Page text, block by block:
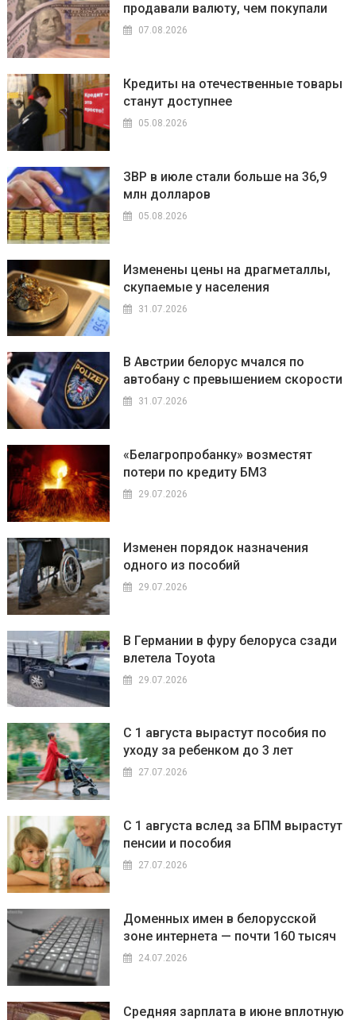
продавали валюту, чем покупали
07.08.2026
Кредиты на отечественные товары
станут доступнее
05.08.2026
ЗВР в июле стали больше на 36,9
млн долларов
05.08.2026
Изменены цены на драгметаллы,
скупаемые у населения
31.07.2026
В Австрии белорус мчался по
автобану с превышением скорости
31.07.2026
«Белагропробанку» возместят
потери по кредиту БМЗ
29.07.2026
Изменен порядок назначения
одного из пособий
29.07.2026
В Германии в фуру белоруса сзади
влетела Toyota
29.07.2026
С 1 августа вырастут пособия по
уходу за ребенком до 3 лет
27.07.2026
С 1 августа вслед за БПМ вырастут
пенсии и пособия
27.07.2026
Доменных имен в белорусской
зоне интернета — почти 160 тысяч
24.07.2026
Средняя зарплата в июне вплотную